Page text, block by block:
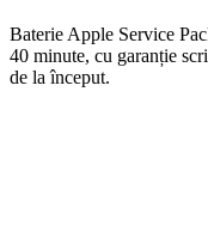
Baterie Apple Service
40 minute, cu garanție
de la început.